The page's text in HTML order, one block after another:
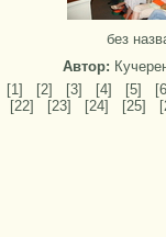
без
Автор:
[1] [2] [3] [4] [5]
[22] [23] [24] [25]